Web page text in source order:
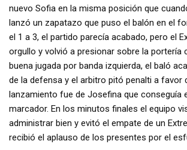
nuevo Sofia en la misma posición que
lanzó un zapatazo que puso el balón en el
el 1 a 3, el partido parecía acabado, pero el
orgullo y volvió a presionar sobre la portería
buena jugada por banda izquierda, el baló
de la defensa y el arbitro pitó penalti a favor
lanzamiento fue de Josefina que conseguía
marcador. En los minutos finales el equipo
administrar bien y evitó el empate de un
recibió el aplauso de los presentes por el